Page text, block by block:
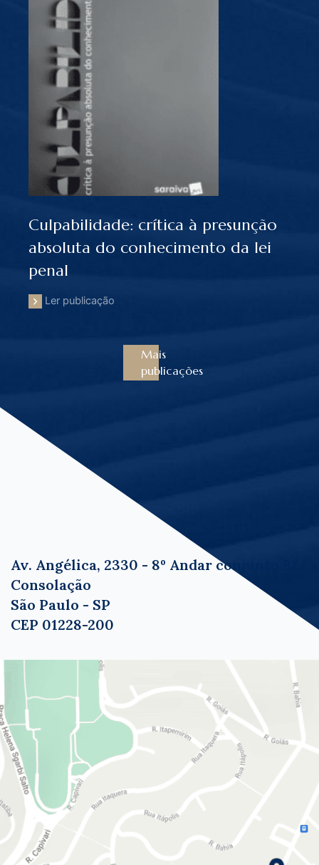
Culpabilidade: crítica à presunção
absoluta do conhecimento da lei
penal
Ler publicação
Mais
publicações
Av. Angélica, 2330 - 8º Andar conjunto 81,
Consolação
São Paulo - SP
CEP 01228-200